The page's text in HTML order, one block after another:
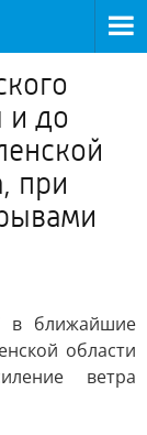
и до
при
в ближайшие
области
ветра